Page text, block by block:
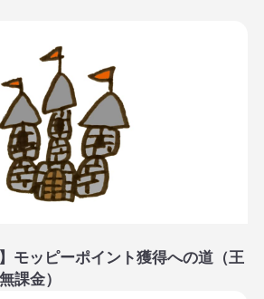
モッピーポイント獲得への道（王
課金）